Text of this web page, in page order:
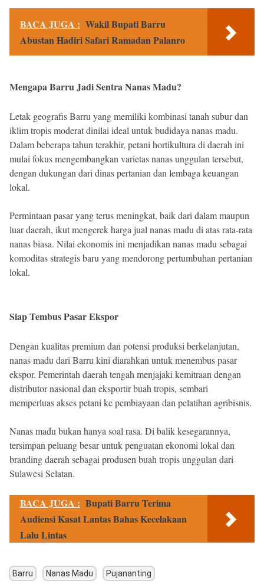
BACA JUGA : Wakil Bupati Barru
Abustan Hadiri Safari Ramadan Palanro
Mengapa Barru Jadi Sentra Nanas Madu?
Letak geografis Barru yang memiliki kombinasi tanah subur dan
iklim tropis moderat dinilai ideal untuk budidaya nanas madu.
Dalam beberapa tahun terakhir, petani hortikultura di daerah ini
mulai fokus mengembangkan varietas nanas unggulan tersebut,
dengan dukungan dari dinas pertanian dan lembaga keuangan
lokal.
Permintaan pasar yang terus meningkat, baik dari dalam maupun
luar daerah, ikut mengerek harga jual nanas madu di atas rata-rata
nanas biasa. Nilai ekonomis ini menjadikan nanas madu sebagai
komoditas strategis baru yang mendorong pertumbuhan pertanian
lokal.
Siap Tembus Pasar Ekspor
Dengan kualitas premium dan potensi produksi berkelanjutan,
nanas madu dari Barru kini diarahkan untuk menembus pasar
ekspor. Pemerintah daerah tengah menjajaki kemitraan dengan
distributor nasional dan eksportir buah tropis, sembari
memperluas akses petani ke pembiayaan dan pelatihan agribisnis.
Nanas madu bukan hanya soal rasa. Di balik kesegarannya,
tersimpan peluang besar untuk penguatan ekonomi lokal dan
branding daerah sebagai produsen buah tropis unggulan dari
Sulawesi Selatan.
BACA JUGA : Bupati Barru Terima
Audiensi Kasat Lantas Bahas Kecelakaan
Lalu Lintas
Barru Nanas Madu Pujananting